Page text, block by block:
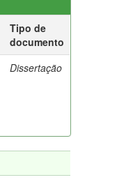
Tipo de
documento
Dissertação